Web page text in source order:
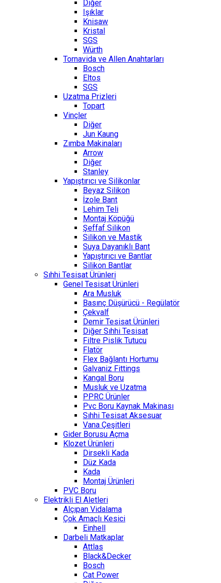
Diğer
Işıklar
Knisaw
Kristal
SGS
Würth
Tornavida ve Allen Anahtarları
Bosch
Eltos
SGS
Uzatma Prizleri
Topart
Vinçler
Diğer
Jun Kaung
Zımba Makinaları
Arrow
Diğer
Stanley
Yapıştırıcı ve Silikonlar
Beyaz Silikon
İzole Bant
Lehim Teli
Montaj Köpüğü
Şeffaf Silikon
Silikon ve Mastik
Suya Dayanıklı Bant
Yapıştırıcı ve Bantlar
Silikon Bantlar
Sıhhi Tesisat Ürünleri
Genel Tesisat Ürünleri
Ara Musluk
Basınç Düşürücü - Regülatör
Çekvalf
Demir Tesisat Ürünleri
Diğer Sıhhi Tesisat
Filtre Pislik Tutucu
Flatör
Flex Bağlantı Hortumu
Galvaniz Fittings
Kangal Boru
Musluk ve Uzatma
PPRC Ürünler
Pvc Boru Kaynak Makinası
Sıhhi Tesisat Aksesuar
Vana Çeşitleri
Gider Borusu Açma
Klozet Ürünleri
Dirsekli Kada
Düz Kada
Kada
Montaj Ürünleri
PVC Boru
Elektrikli El Aletleri
Alçıpan Vidalama
Çok Amaçlı Kesici
Einhell
Darbeli Matkaplar
Attlas
Black&Decker
Bosch
Cat Power